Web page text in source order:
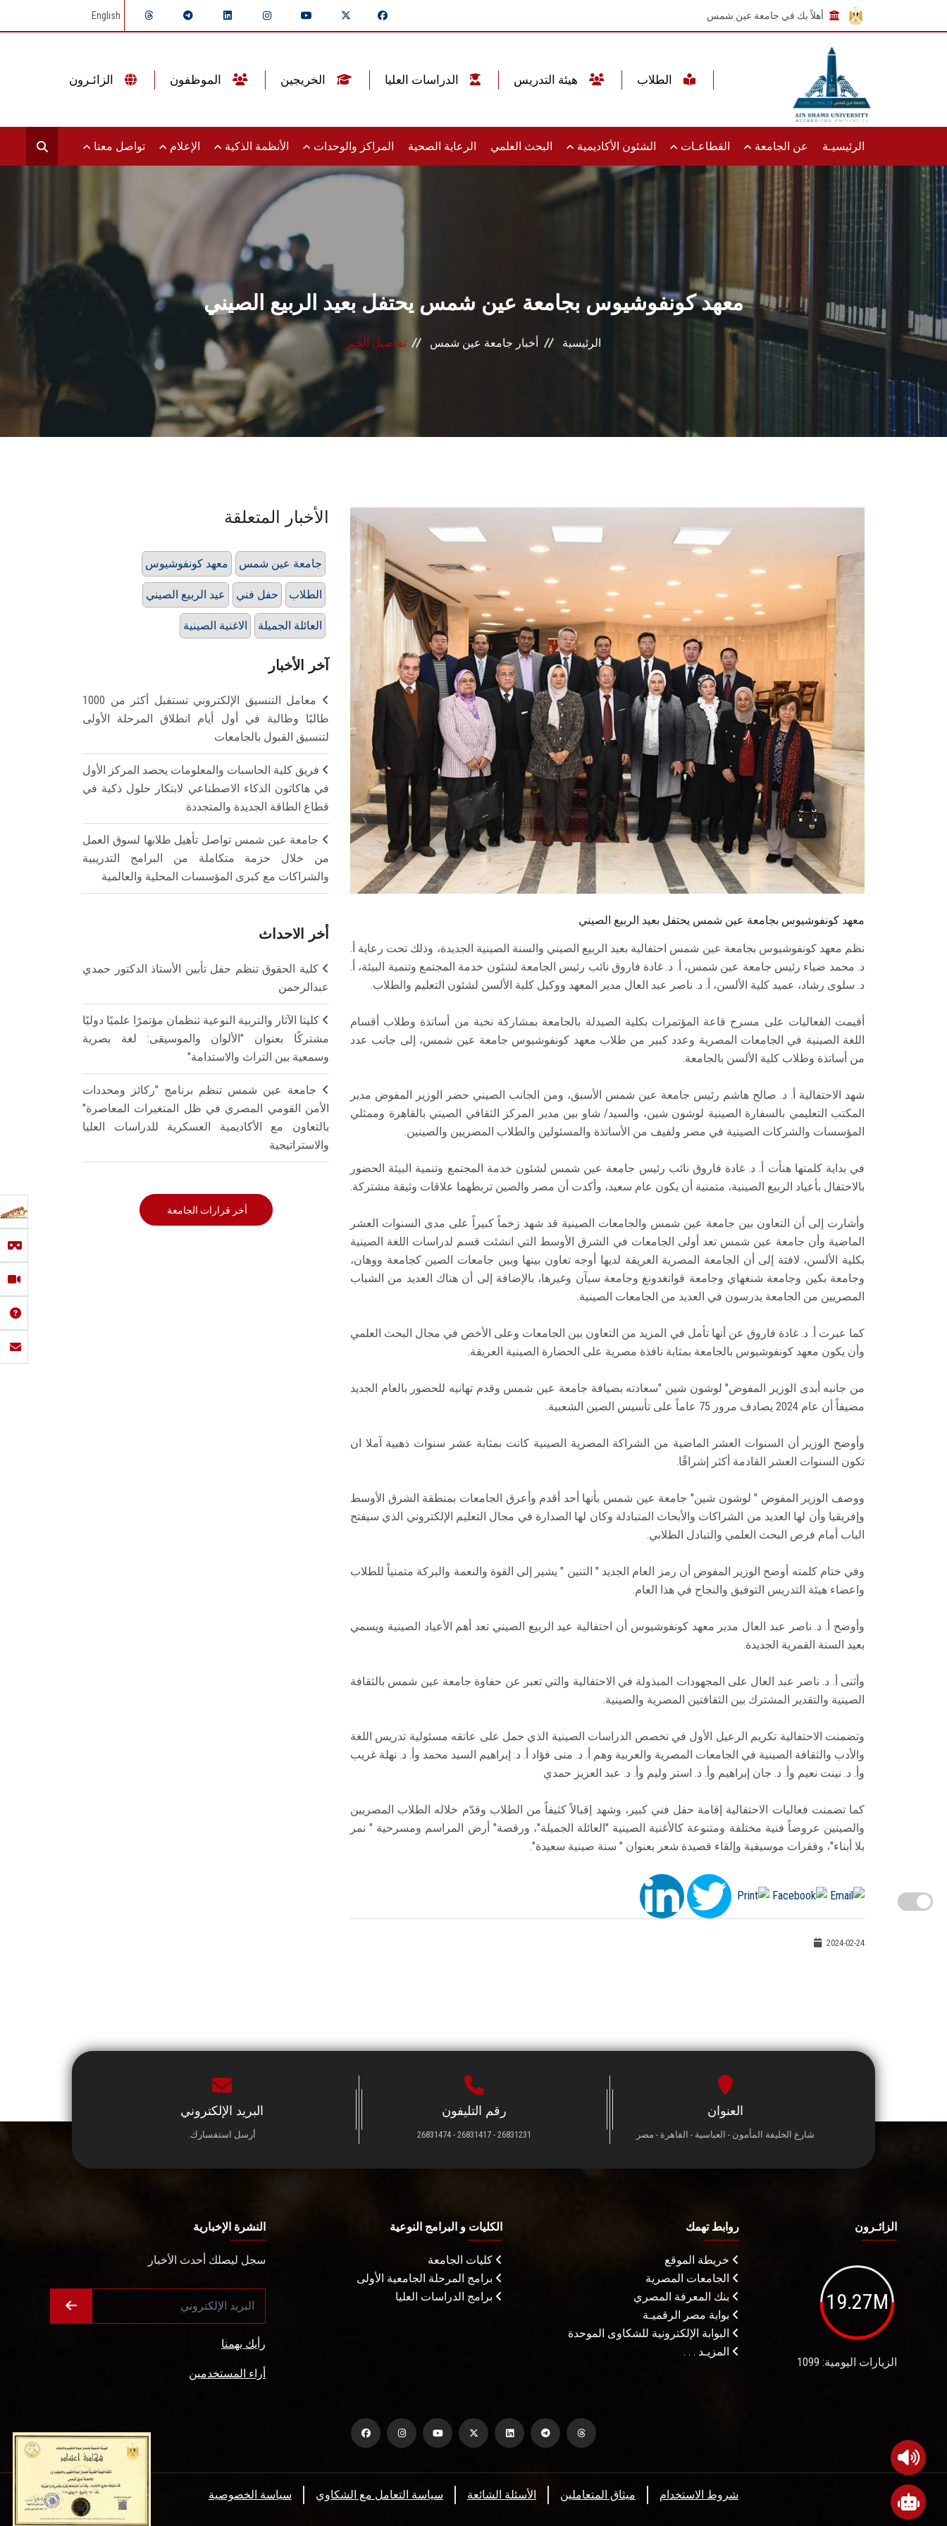
أهلاً بك في جامعة عين شمس English
الرئيسيـة عن الجامعة القطاعـات الشئون الأكاديمية البحث العلمي الرعاية الصحية المراكز والوحدات الأنظمة الذكية الإعلام تواصل معنا
معهد كونفوشيوس بجامعة عين شمس يحتفل بعيد الربيع الصيني
الرئيسية أخبار جامعة عين شمس تفاصيل الخبر
معهد كونفوشيوس بجامعة عين شمس يحتفل بعيد الربيع الصيني
نظم معهد كونفوشيوس بجامعة عين شمس احتفالية بعيد الربيع الصيني والسنة الصينية الجديدة، وذلك تحت رعاية أ.
د. محمد ضياء رئيس جامعة عين شمس، أ. د. غادة فاروق نائب رئيس الجامعة لشئون خدمة المجتمع وتنمية البيئة، أ.
د. سلوى رشاد، عميد كلية الألسن، أ. د. ناصر عبد العال مدير المعهد ووكيل كلية الألسن لشئون التعليم والطلاب.
أقيمت الفعاليات على مسرح قاعة المؤتمرات بكلية الصيدلة بالجامعة بمشاركة نخبة من أساتذة وطلاب أقسام
اللغة الصينية في الجامعات المصرية وعدد كبير من طلاب معهد كونفوشيوس جامعة عين شمس، إلى جانب عدد
من أساتذة وطلاب كلية الألسن بالجامعة.
شهد الاحتفالية أ. د. صالح هاشم رئيس جامعة عين شمس الأسبق، ومن الجانب الصيني حضر الوزير المفوض مدير
المكتب التعليمي بالسفارة الصينية لوشون شين، والسيد/ شاو بين مدير المركز الثقافي الصيني بالقاهرة وممثلي
المؤسسات والشركات الصينية في مصر ولفيف من الأساتذة والمسئولين والطلاب المصريين والصينين.
في بداية كلمتها هنأت أ. د. غادة فاروق نائب رئيس جامعة عين شمس لشئون خدمة المجتمع وتنمية البيئة الحضور
بالاحتفال بأعياد الربيع الصينية، متمنية أن يكون عام سعيد، وأكدت أن مصر والصين تربطهما علاقات وثيقة مشتركة.
وأشارت إلى أن التعاون بين جامعة عين شمس والجامعات الصينية قد شهد زخماً كبيراً على مدى السنوات العشر
الماضية وأن جامعة عين شمس تعد أولى الجامعات في الشرق الأوسط التي انشئت قسم لدراسات اللغة الصينية
بكلية الألسن، لافتة إلى أن الجامعة المصرية العريقة لديها أوجه تعاون بينها وبين جامعات الصين كجامعة ووهان،
وجامعة بكين وجامعة شنغهاي وجامعة قوانغدونغ وجامعة سيآن وغيرها، بالإضافة إلى أن هناك العديد من الشباب
المصريين من الجامعة يدرسون في العديد من الجامعات الصينية.
كما عبرت أ. د. غادة فاروق عن أنها تأمل في المزيد من التعاون بين الجامعات وعلى الأخص في مجال البحث العلمي
وأن يكون معهد كونفوشيوس بالجامعة بمثابة نافذة مصرية على الحضارة الصينية العريقة.
من جانبه أبدى الوزير المفوض" لوشون شين "سعادته بضيافة جامعة عين شمس وقدم تهانيه للحضور بالعام الجديد
مضيفاً أن عام 2024 يصادف مرور 75 عاماً على تأسيس الصين الشعبية.
وأوضح الوزير أن السنوات العشر الماضية من الشراكة المصرية الصينية كانت بمثابة عشر سنوات ذهبية آملا ان
تكون السنوات العشر القادمة أكثر إشراقًا.
ووصف الوزير المفوض " لوشون شين" جامعة عين شمس بأنها أحد أقدم وأعرق الجامعات بمنطقة الشرق الأوسط
وإفريقيا وأن لها العديد من الشراكات والأبحاث المتبادلة وكان لها الصدارة في مجال التعليم الإلكتروني الذي سيفتح
الباب أمام فرص البحث العلمي والتبادل الطلابي.
وفي ختام كلمته أوضح الوزير المفوض أن رمز العام الجديد " التنين " يشير إلى القوة والنعمة والبركة متمنياً للطلاب
واعضاء هيئة التدريس التوفيق والنجاح في هذا العام.
وأوضح أ. د. ناصر عبد العال مدير معهد كونفوشيوس أن احتفالية عيد الربيع الصيني تعد أهم الأعياد الصينية ويسمي
بعيد السنة القمرية الجديدة.
وأثنى أ. د. ناصر عبد العال على المجهودات المبذولة في الاحتفالية والتي تعبر عن حفاوة جامعة عين شمس بالثقافة
الصينية والتقدير المشترك بين الثقافتين المصرية والصينية.
وتضمنت الاحتفالية تكريم الرعيل الأول في تخصص الدراسات الصينية الذي حمل على عاتقه مسئولية تدريس اللغة
والأدب والثقافة الصينية في الجامعات المصرية والعربية وهم أ. د. منى فؤاد أ. د. إبراهيم السيد محمد وأ. د. نهلة غريب
وأ. د. نينت نعيم وأ. د. جان إبراهيم وأ. د. استر وليم وأ. د. عبد العزيز حمدي
كما تضمنت فعاليات الاحتفالية إقامة حفل فني كبير، وشهد إقبالاً كثيفاً من الطلاب وقدّم خلاله الطلاب المصريين
والصينين عروضاً فنية مختلفة ومتنوعة كالأغنية الصينية "العائلة الجميلة"، ورقصة" أرض المراسم ومسرحية " نمر
بلا أبناء"، وفقرات موسيقية وإلقاء قصيدة شعر بعنوان " سنة صينية سعيدة".
2024-02-24
الأخبار المتعلقة
معهد كونفوشيوس جامعة عين شمس
عيد الربيع الصيني حفل فني الطلاب
الاغنية الصينية العائلة الجميلة
آخر الأخبار
معامل التنسيق الإلكتروني تستقبل أكثر من 1000
طالبًا وطالبة في أول أيام انطلاق المرحلة الأولى
لتنسيق القبول بالجامعات
فريق كلية الحاسبات والمعلومات يحصد المركز الأول
في هاكاثون الذكاء الاصطناعي لابتكار حلول ذكية في
قطاع الطاقة الجديدة والمتجددة
جامعة عين شمس تواصل تأهيل طلابها لسوق العمل
من خلال حزمة متكاملة من البرامج التدريبية
والشراكات مع كبرى المؤسسات المحلية والعالمية
أخر الاحداث
كلية الحقوق تنظم حفل تأبين الأستاذ الدكتور حمدي
عبدالرحمن
كليتا الآثار والتربية النوعية تنظمان مؤتمرًا علميًا دوليًا
مشتركًا بعنوان "الألوان والموسيقى: لغة بصرية
وسمعية بين التراث والاستدامة"
جامعة عين شمس تنظم برنامج "ركائز ومحددات
الأمن القومي المصري في ظل المتغيرات المعاصرة"
بالتعاون مع الأكاديمية العسكرية للدراسات العليا
والاستراتيجية
أخر قرارات الجامعة
العنوان
شارع الخليفة المأمون - العباسية - القاهرة - مصر
رقم التليفون
26831231 - 26831417 - 26831474
البريد الإلكتروني
أرسل استفسارك.
الزائـرون
19.27M
الزيارات اليومية: 1099
روابط تهمك
خريطة الموقع
الجامعات المصرية
بنك المعرفة المصري
بوابة مصر الرقميـة
البوابة الإلكترونية للشكاوى الموحدة
المزيـد . . .
الكليات و البرامج النوعية
كليات الجامعة
برامج المرحلة الجامعية الأولى
برامج الدراسات العليا
النشرة الإخبارية
سجل ليصلك أحدث الأخبار
رأيك يهمنا
أراء المستخدمين
سياسة الخصوصية سياسة التعامل مع الشكاوي الأسئلة الشائعة ميثاق المتعاملين شروط الاستخدام